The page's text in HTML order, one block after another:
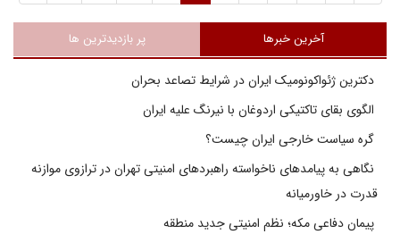
آخرین خبرها پر بازدیدترین ها
دکترین ژئواکونومیک ایران در شرایط تصاعد بحران
الگوی بقای تاکتیکی اردوغان با نیرنگ علیه ایران
گره سیاست خارجی ایران چیست؟
نگاهی به پیامدهای ناخواسته راهبردهای امنیتی تهران در ترازوی موازنه
قدرت در خاورمیانه
پیمان دفاعی مکه؛ نظم امنیتی جدید منطقه